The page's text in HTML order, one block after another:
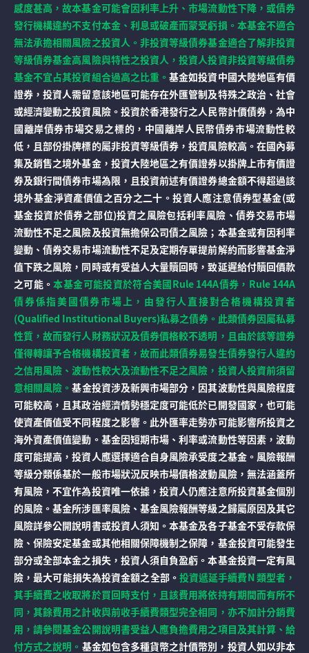
感度甚高，故本基金可能會因利率上升、市場流動性下降，或債券
發行機構違約不支付本金、利息或破產而蒙受虧損。本基金不適合
無法承擔相關風險之投資人。非投資等級債券基金適合了解非投資
等級債券基金高風險與特性之投資人，投資人投資非投資等級債券
基金不宜占其投資組合過高之比重。基金如投資中國大陸地區有價
證券，投資人需留意該地區可能存在外匯管制及特殊之政治、社會
或經濟變動之投資風險。投資於香港發行之人民幣計價債券，為中
國離岸債券市場交易之標的，中國離岸人民幣債券市場流動性較
低，且部份掛牌標的屬非投資等級債券，投資風險較高。在國內募
集及銷售之境外基金，投資大陸地區之有價證券以掛牌上市有價證
券及銀行間債券市場為限，且投資前述有價證券總金額不得超過該
境外基金淨資產價值之百分之二十。投資人應注意債券型基金(或
基金投資於債券之部位)投資之風險包括利率風險、債券交易市場
流動性不足之風險及投資無擔保公司債之風險；本基金或有因利率
變動、債券交易市場流動性不足及定期存單提前解約而影響基金淨
值下跌之風險，同時或有受益人大量贖回時，致延遲給付贖回價款
之可能。本基金可能投資於符合美國Rule 144A債券，Rule 144A
債券係指美國債券市場上，由發行人直接對合格機構投資者
(Qualified Institutional Buyers)私募之債券。此類債券因屬私募
性質，故而發行人財務狀況及債券價格較不透明，且由於該等證券
僅得轉讓予合格機構投資者，故而此類債券易發生債券發行人違約
之信用風險、波動性較大及流動性不足之風險，投資人投資前須留
意相關風險。基金投資涉及新興市場部分，因其波動性與風險程度
可能較高，且其政治經濟情勢穩定度可能低於已開發國家，也可能
使資產價值受不同程度之影響。此外匯率走勢亦可能影響所投資之
海外資產價值變動。基金因短期市場、利率或流動性等因素，波動
度可能提高，投資人應選擇適合自身風險承受度之基金。風險報酬
等級分類係基於一般市場狀況反映市場價格波動風險，無法涵蓋所
有風險，不宜作為投資唯一依據，投資人仍應注意所投資基金個別
的風險。基金所涉匯率風險、基金風險報酬等級之歸屬原因及其它
風險詳參公開說明書或投資人須知。本基金及各子基金不受存款保
險、保險安定基金或其他相關保障機制之保障，基金投資可能發生
部分或全部本金之損失，投資人須自負盈虧。本基金投資一定有風
險，最大可能損失為投資金額之全部。 投資遞延手續費N 類型者，
其手續費之收取將於買回時支付，且該費用將依持有期間而有所不
同，其餘費用之計收與前收手續費類型完全相同，亦不加計分銷費
用，請參閱基金公開說明書受益人應負擔費用之項目及其計算、給
付方式之說明。 基金如包含多種貨幣之計價幣別，投資人如以非本